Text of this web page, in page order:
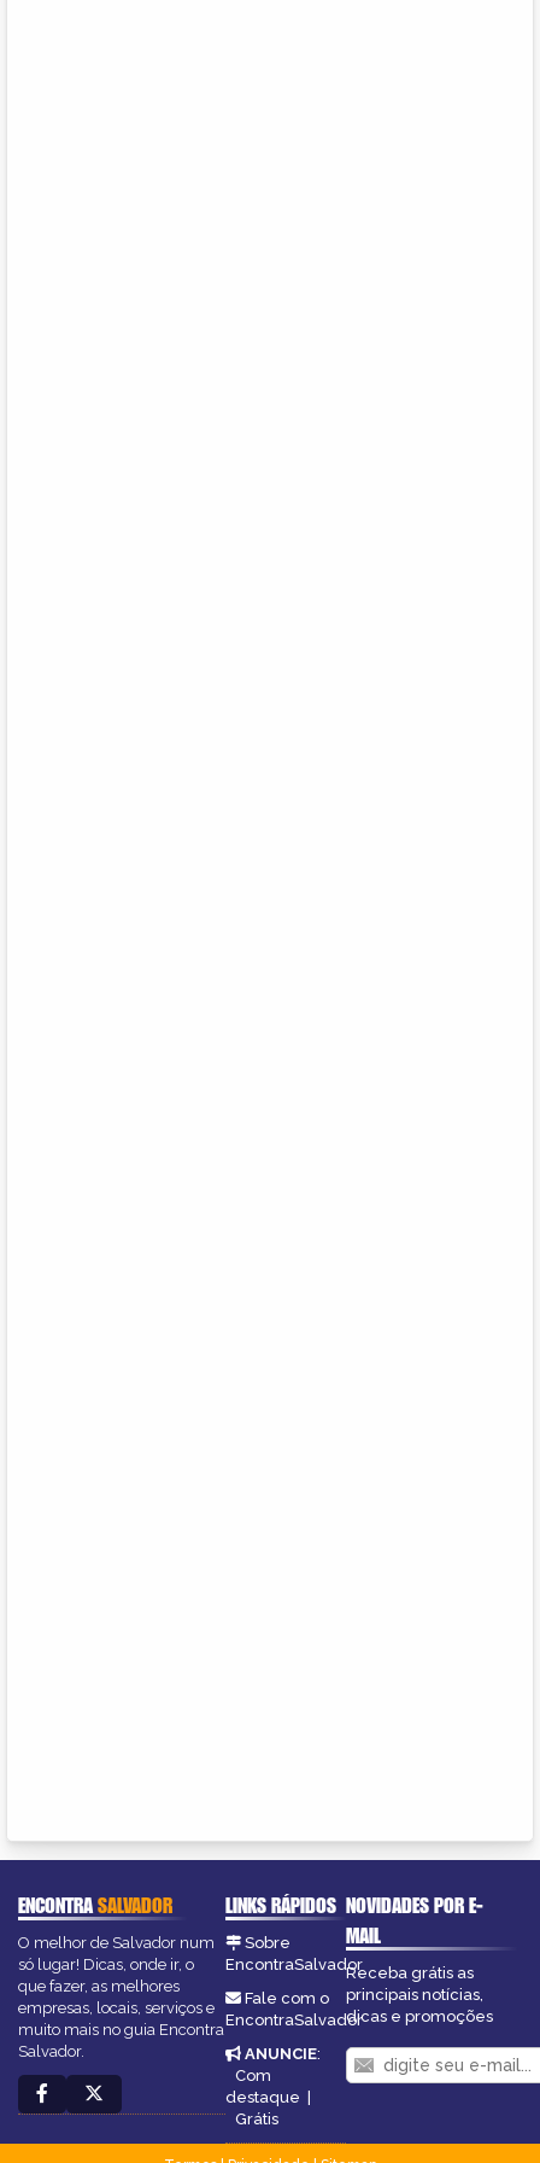
ENCONTRASALVADOR
O melhor de Salvador num
só lugar! Dicas, onde ir, o
que fazer, as melhores
empresas, locais, serviços e
muito mais no guia Encontra
Salvador.
LINKS RÁPIDOS
Sobre
EncontraSalvador
Fale com o
EncontraSalvador
ANUNCIE:
Com
destaque |
Grátis
NOVIDADES POR E-
MAIL
Receba grátis as
principais notícias,
dicas e promoções